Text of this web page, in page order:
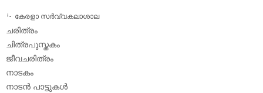
കേരളാ സര്‍വ്വകലാശാല
ചരിത്രം
ചിത്രപുസ്തകം
ജീവചരിത്രം
നാടകം
നാടന്‍ പാട്ടുകള്‍